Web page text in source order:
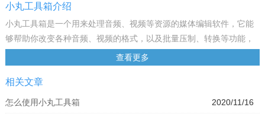
小丸工具箱介绍
小丸工具箱是一个用来处理音频、视频等资源的媒体编辑软件，它能
够帮助你改变各种音频、视频的格式，以及批量压制、转换等功能，
帮助你迅速完成视频的编辑。喜欢的用户，可以来下载使用。
软件功能
高质量的H264+AAC视频压制。
查看更多
相关文章
2020/11/16
怎么使用小丸工具箱